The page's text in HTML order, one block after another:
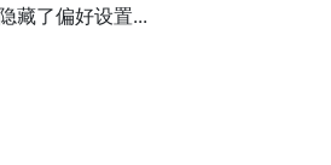
藏了偏好设置...